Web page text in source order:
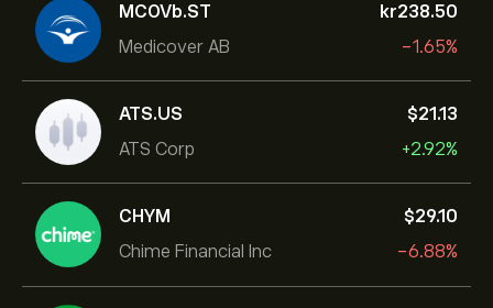
MCOVb.ST
Medicover AB
‎kr‎238.50
-1.65%
ATS.US
ATS Corp
‎$‎21.13
+2.92%
CHYM
Chime Financial Inc
‎$‎29.10
-6.88%